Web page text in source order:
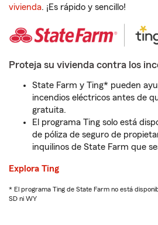
vivienda. ¡Es rápido y sencillo!
Proteja su vivienda contra los
State Farm y Ting* pueden
incendios eléctricos antes de
gratuita.
El programa Ting solo está
de póliza de seguro de
inquilinos de State Farm que
Explora Ting
* El programa Ting de State Farm no está
SD ni WY